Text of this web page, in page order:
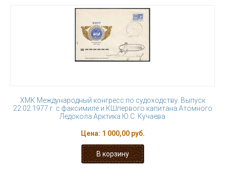
ХМК Международный конгресс по судоходству. Выпуск
22.02.1977 г. с факсимиле и КШпервого капитана Атомного
Ледокола Арктика Ю.С. Кучаева
Цена: 1 000,00 руб.